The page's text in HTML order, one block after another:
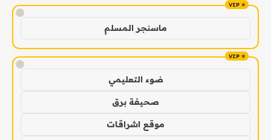
!
ماسنجر المسلم
!
ضوء التعليمي
صحيفة برق
موقع اشراقات